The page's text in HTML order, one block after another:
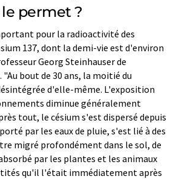
permet ?
pour la radioactivité des
137, dont la demi-vie est d'environ
Georg Steinhauser de
bout de 30 ans, la moitié du
d'elle-même. L'exposition
diminue généralement
tout, le césium s'est dispersé depuis
par les eaux de pluie, s'est lié à des
migré profondément dans le sol, de
par les plantes et les animaux
qu'il l'était immédiatement après